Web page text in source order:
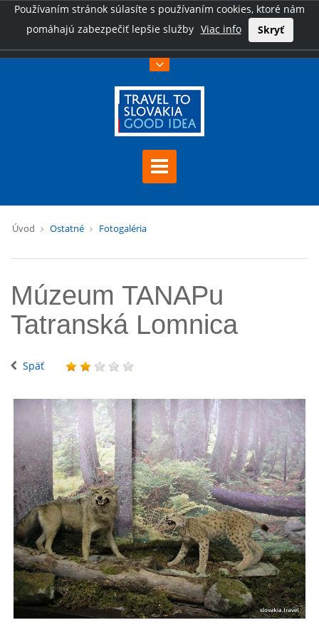
Používaním stránok súlasíte s používaním cookies, ktoré nám
pomáhajú zabezpečiť lepšie služby Viac info Skryť
Úvod Ostatné Fotogaléria
Múzeum TANAPu
Tatranská Lomnica
Späť